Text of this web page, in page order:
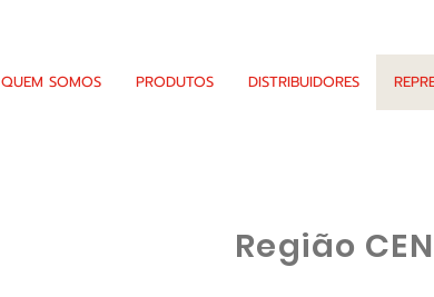
QUEM SOMOS PRODUTOS DISTRIBUIDORES
Região